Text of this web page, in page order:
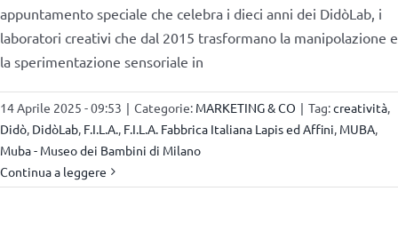
appuntamento speciale che celebra i dieci anni dei DidòLab, i
laboratori creativi che dal 2015 trasformano la manipolazione e
la sperimentazione sensoriale in
14 Aprile 2025 - 09:53 | Categorie: MARKETING & CO | Tag:creatività,
Didò, DidòLab, F.I.L.A., F.I.L.A. Fabbrica Italiana Lapis ed Affini, MUBA,
Muba - Museo dei Bambini di Milano
Continua a leggere